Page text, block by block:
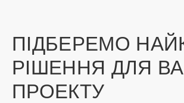
ПІДБЕРЕМО
РІШЕННЯ ДЛЯ
ПРОЕКТУ